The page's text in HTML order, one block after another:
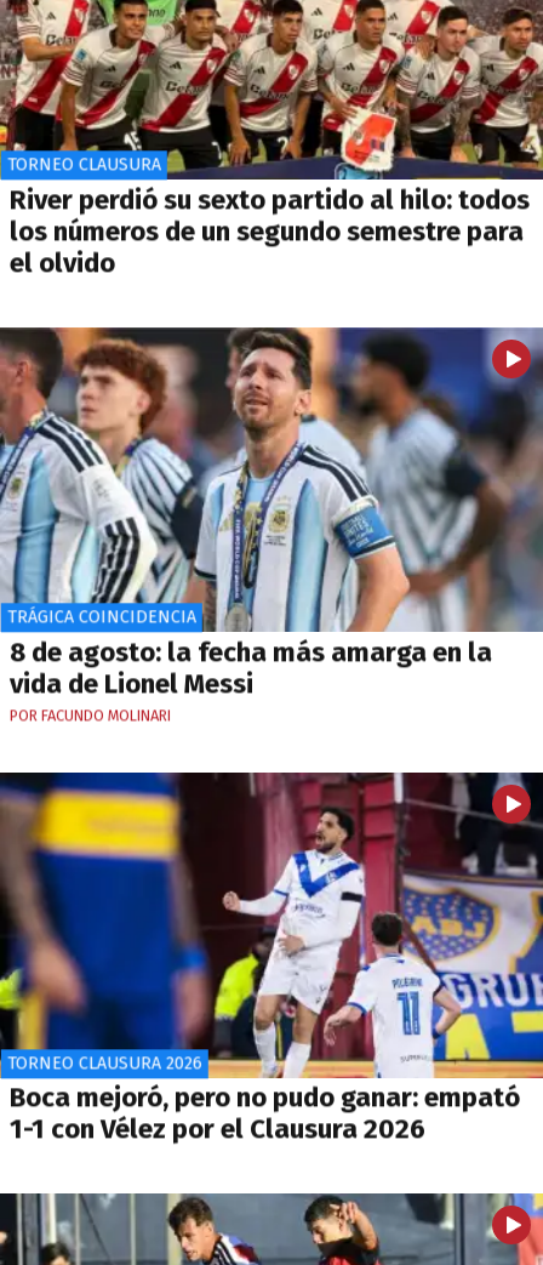
TORNEO CLAUSURA
River perdió su sexto partido al hilo: todos
los números de un segundo semestre para
el olvido
TRÁGICA COINCIDENCIA
8 de agosto: la fecha más amarga en la
vida de Lionel Messi
POR FACUNDO MOLINARI
TORNEO CLAUSURA 2026
Boca mejoró, pero no pudo ganar: empató
1-1 con Vélez por el Clausura 2026